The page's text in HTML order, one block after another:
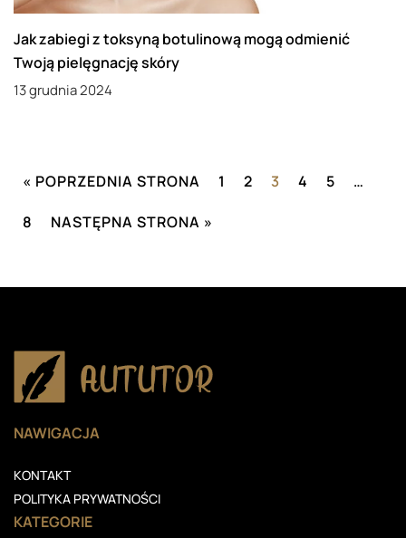
Jak zabiegi z toksyną botulinową mogą odmienić
Twoją pielęgnację skóry
13 grudnia 2024
« POPRZEDNIA STRONA 1 2 3 4 5 …
8 NASTĘPNA STRONA »
NAWIGACJA
KONTAKT
POLITYKA PRYWATNOŚCI
KATEGORIE